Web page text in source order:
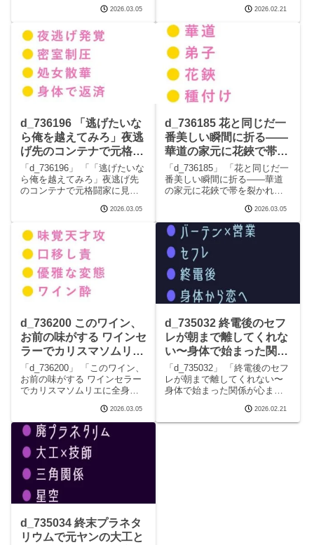
イ」「ウィザード」この記事
ザードのエロマンガです。 完
全版はこちらd_736184 「温め
てる」雪
2026.03.05
ザード」この記事はPRを含み
ます サークルウィザードのエ
ロマンガです。 完全版はこち
らd_735030 撮影前のヘアメイ
クでカ
2026.02.21
d_736196 「逃げたいな
ら俺を越えてみろ」夜逃
げ先のコンテナで元格闘
家に見つかったカントボ
ーイが350回の返済を突
きつけられる話 【BLマ
ンガ無料フル】ウィザー
「d_736196」 「「逃げたいな
ら俺を越えてみろ」夜逃げ先
のコンテナで元格闘家に見つ
返済を突きつけられる話」
を含みます サークルウィザー
ドのエロマンガです。 完全版
はこちらd_7
2026.03.05
d_736185 花と同じだ一
番美しい瞬間に折る――
華道の家元に花鋏で帯を
裂かれた弟子が奥座敷で
五回中出しされ生け花に
堕ちる話 【BLマンガ無
料フル】ウィザード
「d_736185」 「花と同じだ一
番美しい瞬間に折る――華道
の家元に花鋏で帯を裂かれた
れ生け花に堕ちる話」「ウィ
ザード」この記事はPRを含み
ます サークルウィザードのエ
ロマンガです。 完全版はこち
らd_73618
2026.03.05
d_736200 このワイン、
お前の味がする ワインセ
ラーでカリスマソムリエ
に全身をテイスティング
されたカントボーイが味
覚を快楽に書き換えられ
五回中出しされる話
【BLマンガ無料フル】
ウィザード
「d_736200」 「このワイン、
お前の味がする ワインセラー
でカリスマソムリエに全身を
ボーイが味覚を快楽に書き換
えられ五回中出しされる話」
「ウィザード」この記事はPR
を含みます サークルウィザー
ドのエロマンガで
2026.03.05
d_735032 終電後のセフ
レが朝まで離してくれな
い〜身体で始まった関係
が心まで堕ちるまで〜
【BLマンガ無料フル】
ウィザード
「d_735032」 「終電後のセフ
レが朝まで離してくれない〜
身体で始まった関係が心まで
ド」この記事はPRを含みます
サークルウィザードのエロマ
2026.02.21
d_735034 終末プラネタ
リウムで元ヤンの大工と